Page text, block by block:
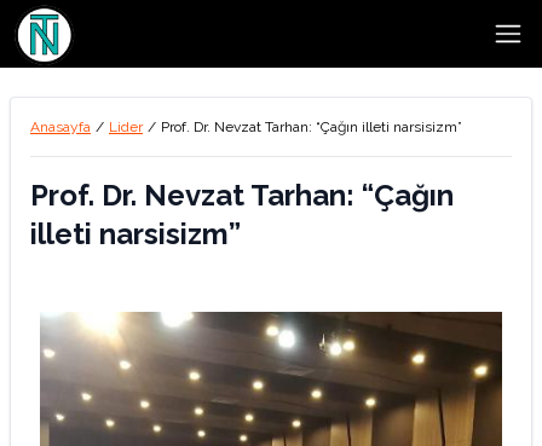
Anasayfa / Lider / Prof. Dr. Nevzat Tarhan: “Çağın illeti narsisizm”
Prof. Dr. Nevzat Tarhan: “Çağın
illeti narsisizm”